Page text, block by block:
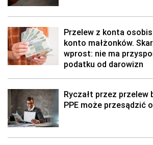
Przelew z konta
konto małżonków.
wprost: nie ma
podatku od darowizn
Ryczałt przez przelew
PPE może przesądzić